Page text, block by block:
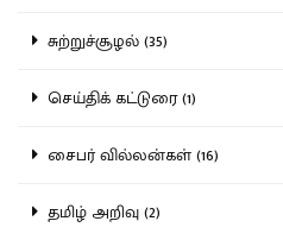
சுற்றுச்சூழல் (35)
செய்திக் கட்டுரை (1)
சைபர் வில்லன்கள் (16)
தமிழ் அறிவு (2)